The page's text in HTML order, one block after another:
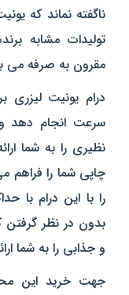
ناگفته نماند که
تولیدات مشابه
مقرون به صرفه می
درام یونیت لیزری
سرعت انجام دهد
نظیری را به شما
چاپی شما را فراهم
را با این درام با
بدون در نظر
و جذابی را به شما
جهت خرید این